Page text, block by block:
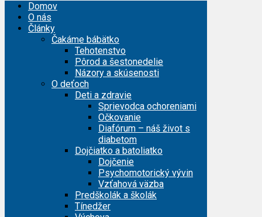
Domov
O nás
Články
Čakáme bábätko
Tehotenstvo
Pôrod a šestonedelie
Názory a skúsenosti
O deťoch
Deti a zdravie
Sprievodca ochoreniami
Očkovanie
Diafórum – náš život s
diabetom
Dojčiatko a batoliatko
Dojčenie
Psychomotorický vývin
Vzťahová väzba
Predškolák a školák
Tínedžer